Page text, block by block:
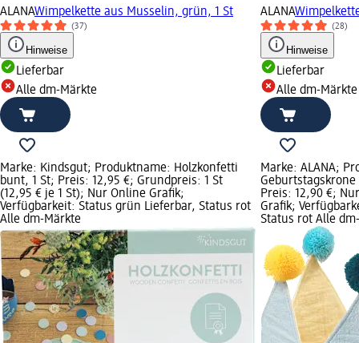
ALANAWimpelkette aus Musselin, grün, 1 St
(37)
Hinweise
Lieferbar
Alle dm-Märkte
ALANA
(28)
Hinweise
Lieferbar
Alle dm-Märkte
Marke: Kindsgut; Produktname: Holzkonfetti
bunt, 1 St; Preis: 12,95 €; Grundpreis: 1 St
(12,95 € je 1 St); Nur Online Grafik;
Verfügbarkeit: Status grün Lieferbar, Status rot
Alle dm-Märkte
Marke: ALANA;
Preis: 12,90 €;
Grafik;
Status rot Alle